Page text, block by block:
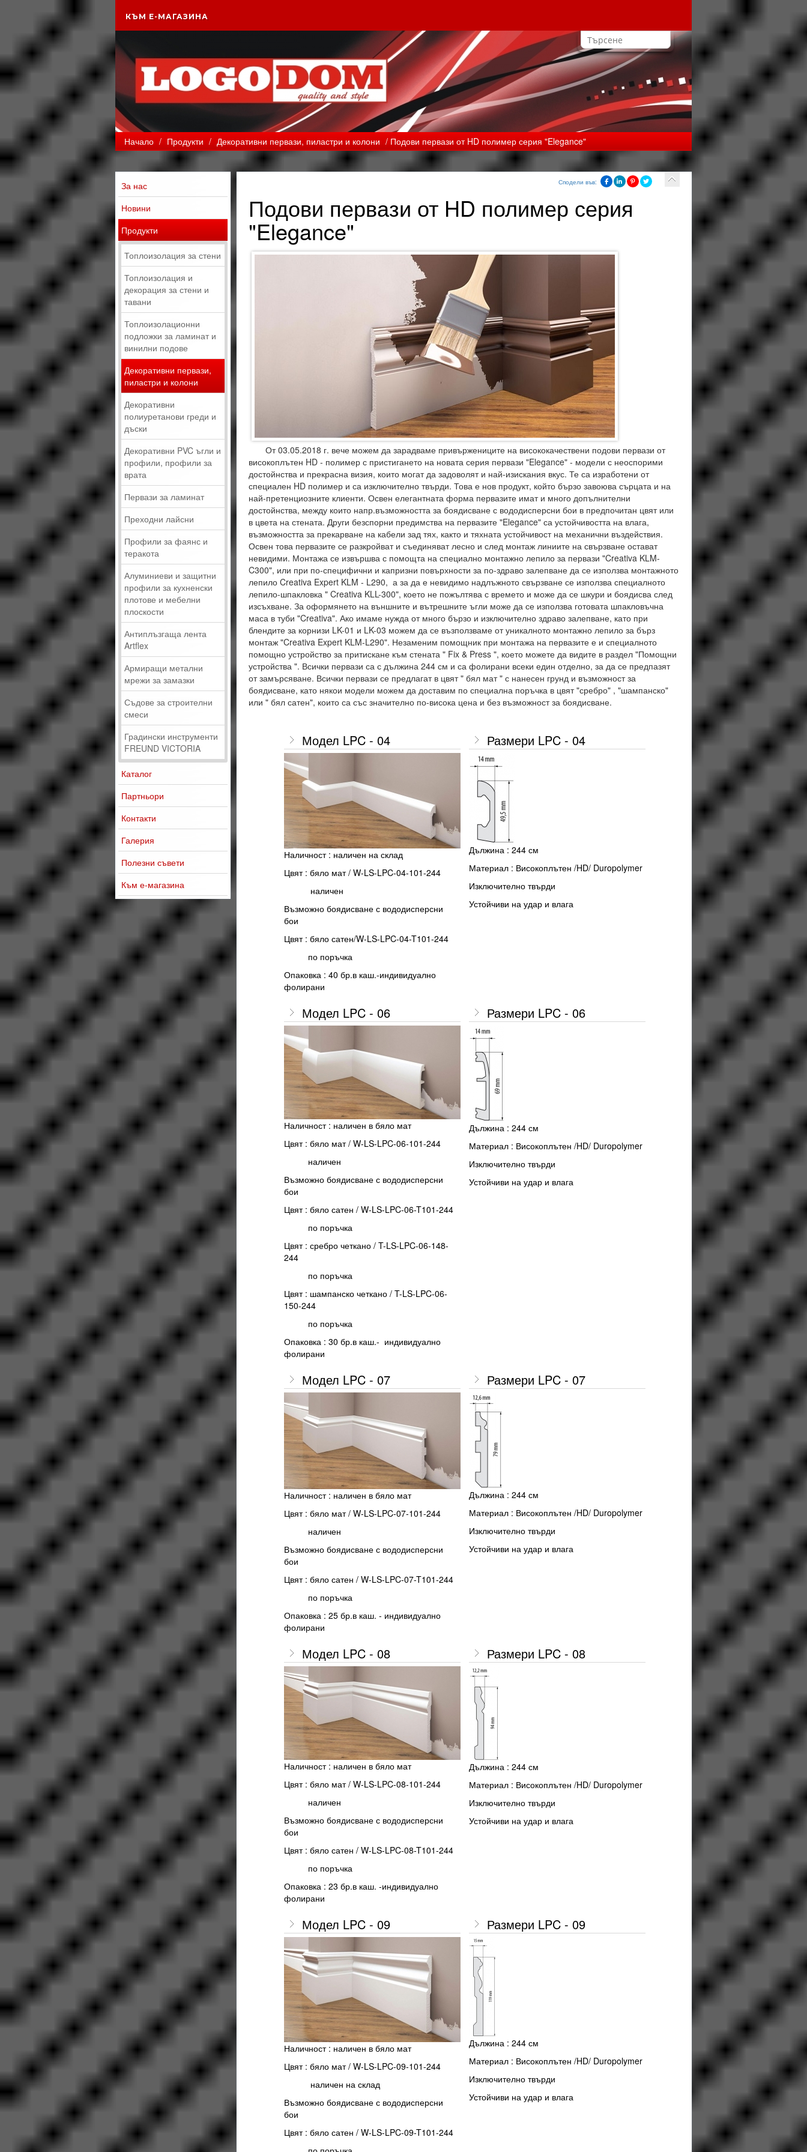
КЪМ Е-МАГАЗИНА
Начало / Продукти / Декоративни первази, пиластри и колони / Подови первази от HD полимер серия "Elegance"
За нас
Новини
Продукти
Топлоизолация за стени
Топлоизолация и
декорация за стени и
тавани
Топлоизолационни
подложки за ламинат и
винилни подове
Декоративни первази,
пиластри и колони
Декоративни
полиуретанови греди и
дъски
Декоративни PVC ъгли и
профили, профили за
врата
Первази за ламинат
Преходни лайсни
Профили за фаянс и
теракота
Алуминиеви и защитни
профили за кухненски
плотове и мебелни
плоскости
Антиплъзгаща лента
Artflex
Армиращи метални
мрежи за замазки
Съдове за строителни
смеси
Градински инструменти
FREUND VICTORIA
Каталог
Партньори
Контакти
Галерия
Полезни съвети
Към е-магазина
Сподели във:
Подови первази от HD полимер серия
"Elegance"
От 03.05.2018 г. вече можем да зарадваме привържениците на висококачествени подови первази от
високоплътен HD - полимер с пристигането на новата серия первази "Elegance" - модели с неоспорими
достойнства и прекрасна визия, които могат да задоволят и най-изискания вкус. Те са изработени от
специален HD полимер и са изключително твърди. Това е нов продукт, който бързо завоюва сърцата и на
най-претенциозните клиенти. Освен елегантната форма первазите имат и много допълнителни
достойнства, между които напр.възможността за боядисване с вододисперсни бои в предпочитан цвят или
в цвета на стената. Други безспорни предимства на первазите "Elegance" са устойчивостта на влага,
възможността за прекарване на кабели зад тях, както и тяхната устойчивост на механични въздействия.
Освен това первазите се разкройват и съединяват лесно и след монтаж линиите на свързване остават
невидими. Монтажа се извършва с помощта на специално монтажно лепило за первази "Creativa KLM-
C300", или при по-специфични и капризни повърхности за по-здраво залепване да се използва монтажното
лепило Creativa Expert KLM - L290, а за да е невидимо надлъжното свързване се използва специалното
лепило-шпакловка " Creativa KLL-300", което не пожълтява с времето и може да се шкури и боядисва след
изсъхване. За оформянето на външните и вътрешните ъгли може да се използва готовата шпакловъчна
маса в туби "Creativa". Ако имаме нужда от много бързо и изключително здраво залепване, като при
блендите за корнизи LK-01 и LK-03 можем да се възползваме от уникалното монтажно лепило за бърз
монтаж "Creativa Expert KLM-L290". Незаменим помощник при монтажа на первазите е и специалното
помощно устройство за притискане към стената " Fix & Press ", което можете да видите в раздел "Помощни
устройства ". Всички первази са с дължина 244 см и са фолирани всеки един отделно, за да се предпазят
от замърсяване. Всички первази се предлагат в цвят " бял мат " с нанесен грунд и възможност за
боядисване, като някои модели можем да доставим по специална поръчка в цвят "сребро" , "шампанско"
или " бял сатен", които са със значително по-висока цена и без възможност за боядисване.
Модел LPC - 04
Наличност : наличен на склад
Цвят : бяло мат / W-LS-LPC-04-101-244
наличен
Възможно боядисване с вододисперсни
бои
Цвят : бяло сатен/W-LS-LPC-04-T101-244
по поръчка
Опаковка : 40 бр.в каш.-индивидуално
фолирани
Размери LPC - 04
Дължина : 244 см
Материал : Високоплътен /HD/ Duropolymer
Изключително твърди
Устойчиви на удар и влага
Модел LPC - 06
Наличност : наличен в бяло мат
Цвят : бяло мат / W-LS-LPC-06-101-244
наличен
Възможно боядисване с вододисперсни
бои
Цвят : бяло сатен / W-LS-LPC-06-T101-244
по поръчка
Цвят : сребро четкано / T-LS-LPC-06-148-
244
по поръчка
Цвят : шампанско четкано / T-LS-LPC-06-
150-244
по поръчка
Опаковка : 30 бр.в каш.- индивидуално
фолирани
Размери LPC - 06
Дължина : 244 см
Материал : Високоплътен /HD/ Duropolymer
Изключително твърди
Устойчиви на удар и влага
Модел LPC - 07
Наличност : наличен в бяло мат
Цвят : бяло мат / W-LS-LPC-07-101-244
наличен
Възможно боядисване с вододисперсни
бои
Цвят : бяло сатен / W-LS-LPC-07-T101-244
по поръчка
Опаковка : 25 бр.в каш. - индивидуално
фолирани
Размери LPC - 07
Дължина : 244 см
Материал : Високоплътен /HD/ Duropolymer
Изключително твърди
Устойчиви на удар и влага
Модел LPC - 08
Наличност : наличен в бяло мат
Цвят : бяло мат / W-LS-LPC-08-101-244
наличен
Възможно боядисване с вододисперсни
бои
Цвят : бяло сатен / W-LS-LPC-08-T101-244
по поръчка
Опаковка : 23 бр.в каш. -индивидуално
фолирани
Размери LPC - 08
Дължина : 244 см
Материал : Високоплътен /HD/ Duropolymer
Изключително твърди
Устойчиви на удар и влага
Модел LPC - 09
Наличност : наличен в бяло мат
Цвят : бяло мат / W-LS-LPC-09-101-244
наличен на склад
Възможно боядисване с вододисперсни
бои
Цвят : бяло сатен / W-LS-LPC-09-T101-244
Размери LPC - 09
Дължина : 244 см
Материал : Високоплътен /HD/ Duropolymer
Изключително твърди
Устойчиви на удар и влага